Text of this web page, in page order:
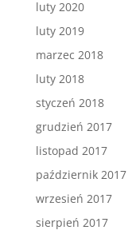
luty 2020
luty 2019
marzec 2018
luty 2018
styczeń 2018
grudzień 2017
listopad 2017
październik 2017
wrzesień 2017
sierpień 2017